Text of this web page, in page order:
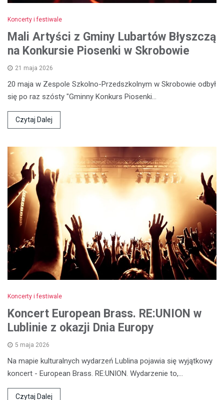
Koncerty i festiwale
Mali Artyści z Gminy Lubartów Błyszczą
na Konkursie Piosenki w Skrobowie
21 maja 2026
20 maja w Zespole Szkolno-Przedszkolnym w Skrobowie odbył
się po raz szósty "Gminny Konkurs Piosenki…
Czytaj Dalej
Koncerty i festiwale
Koncert European Brass. RE:UNION w
Lublinie z okazji Dnia Europy
5 maja 2026
Na mapie kulturalnych wydarzeń Lublina pojawia się wyjątkowy
koncert - European Brass. RE:UNION. Wydarzenie to,…
Czytaj Dalej